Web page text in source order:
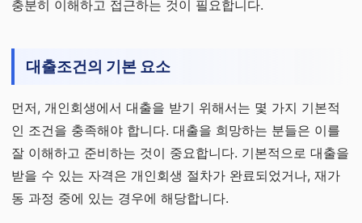
충분히 이해하고 접근하는 것이 필요합니다.
대출조건의 기본 요소
먼저, 개인회생에서 대출을 받기 위해서는 몇 가지 기본적
인 조건을 충족해야 합니다. 대출을 희망하는 분들은 이를
잘 이해하고 준비하는 것이 중요합니다. 기본적으로 대출을
받을 수 있는 자격은 개인회생 절차가 완료되었거나, 재가
동 과정 중에 있는 경우에 해당합니다.